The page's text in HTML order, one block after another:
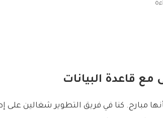
مع قاعدة البيانات
مبارح. كنا في فريق التطوير شغالين